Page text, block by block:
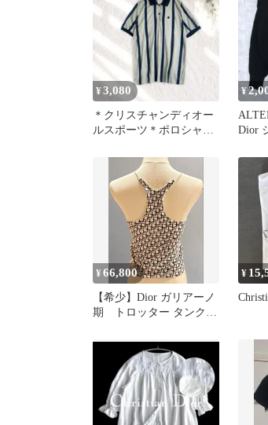
¥3,080
＊クリスチャンディオー
ルスポーツ＊ポロシャツ
日本製
¥
Dior
¥66,800
【希少】Dior ガリアーノ
期 トロッター タンクト
¥